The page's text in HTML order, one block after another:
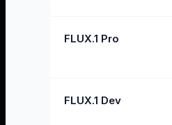
FLUX.1 Pro
FLUX.1 Dev